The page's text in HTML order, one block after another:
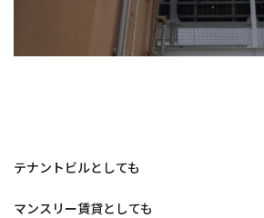
テナントビルとしても
マンスリー賃貸としても